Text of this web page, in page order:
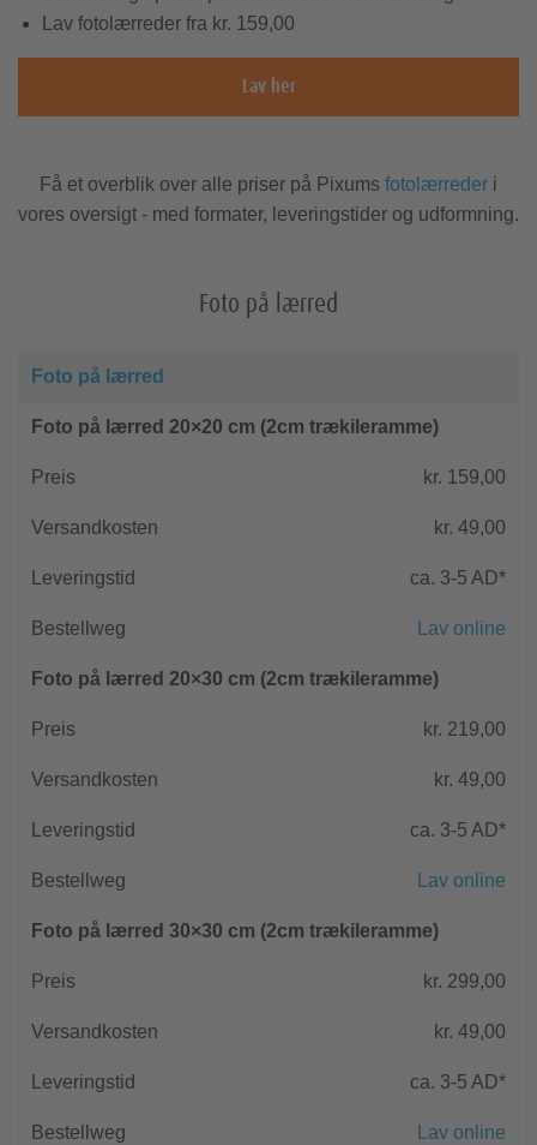
Pixum App
Fotobogstips
Retro-prints Square-prints
Pasfotos
Størrelser & formater
ramme
Foto på
Foto på hård
Pixum Squares
Fotomagneter
Fødselskort
kalender
Fotokalender A4
Fotokalender A3
Tips til din fotokalender
Idéer til din fotokalender
Lav fotolærreder fra kr. 159,00
Lav her
Få et overblik over alle priser på Pixums fotolærreder i
vores oversigt - med formater, leveringstider og udformning.
Foto på lærred
Foto på lærred
Foto på lærred 20×20 cm (2cm trækileramme)
kr. 159,00
kr. 49,00
ca. 3-5 AD*
Lav online
Foto på lærred 20×30 cm (2cm trækileramme)
kr. 219,00
kr. 49,00
ca. 3-5 AD*
Lav online
Foto på lærred 30×30 cm (2cm trækileramme)
kr. 299,00
kr. 49,00
ca. 3-5 AD*
Lav online